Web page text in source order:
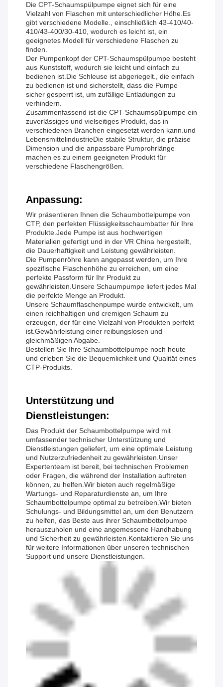
Die CPT-Schaumspülpumpe eignet sich für eine
Vielzahl von Flaschen mit unterschiedlicher Höhe.Es
gibt verschiedene Modelle., einschließlich 43-410/40-
410/43-400/30-410, wodurch es leicht ist, ein
geeignetes Modell für verschiedene Flaschen zu
finden.
Der Pumpenkopf der CPT-Schaumspülpumpe besteht
aus Kunststoff, wodurch sie leicht und einfach zu
bedienen ist.Die Schleuse ist abgeriegelt., die einfach
zu bedienen ist und sicherstellt, dass die Pumpe
sicher gesperrt ist, um zufällige Entladungen zu
verhindern.
Zusammenfassend ist die CPT-Schaumspülpumpe ein
zuverlässiges und vielseitiges Produkt, das in
verschiedenen Branchen eingesetzt werden kann.und
LebensmittelindustrieDie stabile Struktur, die präzise
Dimension und die anpassbare Pumprohrlänge
machen es zu einem geeigneten Produkt für
verschiedene Flaschengrößen.
Anpassung:
Wir präsentieren Ihnen die Schaumbottelpumpe von
CTP, den perfekten Flüssigkeitsschaumbatter für Ihre
Produkte.Jede Pumpe ist aus hochwertigen
Materialien gefertigt und in der VR China hergestellt,
die Dauerhaftigkeit und Leistung gewährleisten.
Die Pumpenröhre kann angepasst werden, um Ihre
spezifische Flaschenhöhe zu erreichen, um eine
perfekte Passform für Ihr Produkt zu
gewährleisten.Unsere Schaumpumpe liefert jedes Mal
die perfekte Menge an Produkt.
Unsere Schaumflaschenpumpe wurde entwickelt, um
einen reichhaltigen und cremigen Schaum zu
erzeugen, der für eine Vielzahl von Produkten perfekt
ist.Gewährleistung einer reibungslosen und
gleichmäßigen Abgabe.
Bestellen Sie Ihre Schaumbottelpumpe noch heute
und erleben Sie die Bequemlichkeit und Qualität eines
CTP-Produkts.
Unterstützung und
Dienstleistungen:
Das Produkt der Schaumbottelpumpe wird mit
umfassender technischer Unterstützung und
Dienstleistungen geliefert, um eine optimale Leistung
und Nutzerzufriedenheit zu gewährleisten.Unser
Expertenteam ist bereit, bei technischen Problemen
oder Fragen, die während der Installation auftreten
können, zu helfen.Wir bieten auch regelmäßige
Wartungs- und Reparaturdienste an, um Ihre
Schaumbottelpumpe optimal zu betreiben.Wir bieten
Schulungs- und Bildungsmittel an, um den Benutzern
zu helfen, das Beste aus ihrer Schaumbottelpumpe
herauszuholen und eine angemessene Handhabung
und Sicherheit zu gewährleisten.Kontaktieren Sie uns
für weitere Informationen über unseren technischen
Support und unsere Dienstleistungen.